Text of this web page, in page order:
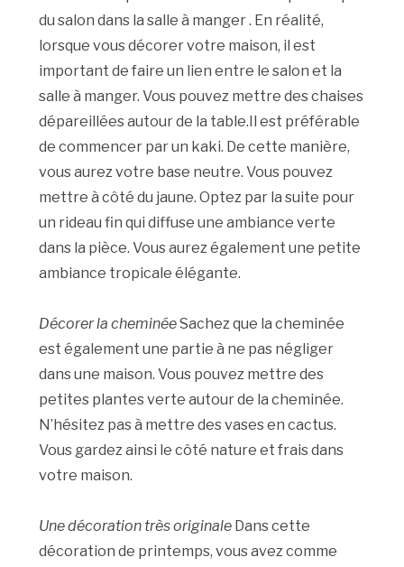
du salon dans la salle à manger . En réalité,
lorsque vous décorer votre maison, il est
important de faire un lien entre le salon et la
salle à manger. Vous pouvez mettre des chaises
dépareillées autour de la table.Il est préférable
de commencer par un kaki. De cette manière,
vous aurez votre base neutre. Vous pouvez
mettre à côté du jaune. Optez par la suite pour
un rideau fin qui diffuse une ambiance verte
dans la pièce. Vous aurez également une petite
ambiance tropicale élégante.
Décorer la cheminéeSachez que la cheminée
est également une partie à ne pas négliger
dans une maison. Vous pouvez mettre des
petites plantes verte autour de la cheminée.
N’hésitez pas à mettre des vases en cactus.
Vous gardez ainsi le côté nature et frais dans
votre maison.
Une décoration très originale Dans cette
décoration de printemps, vous avez comme